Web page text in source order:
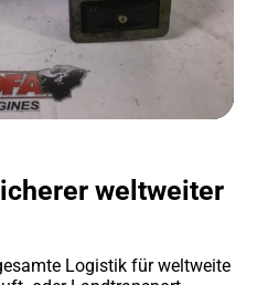
weltweiter
Logistik für weltweite